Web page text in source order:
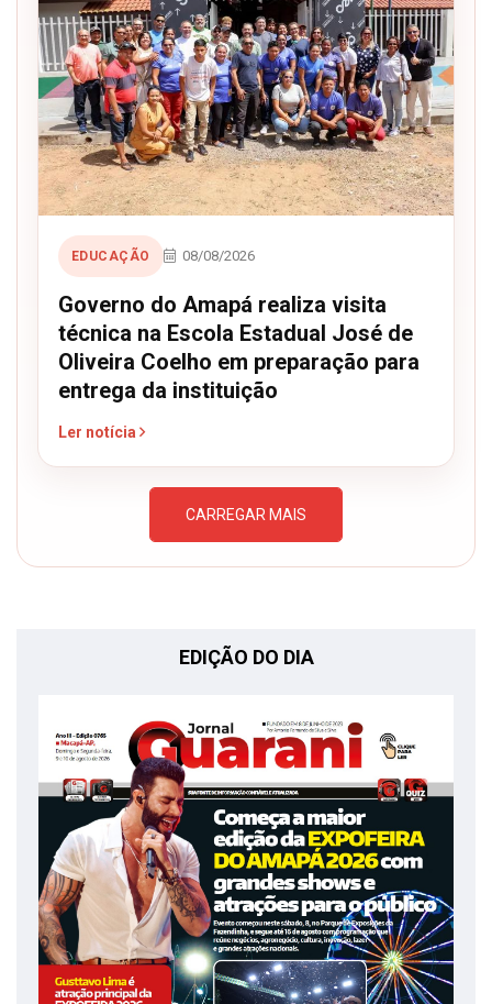
EDUCAÇÃO 08/08/2026
Governo do Amapá realiza visita
técnica na Escola Estadual José de
Oliveira Coelho em preparação para
entrega da instituição
Ler notícia
CARREGAR MAIS
EDIÇÃO DO DIA